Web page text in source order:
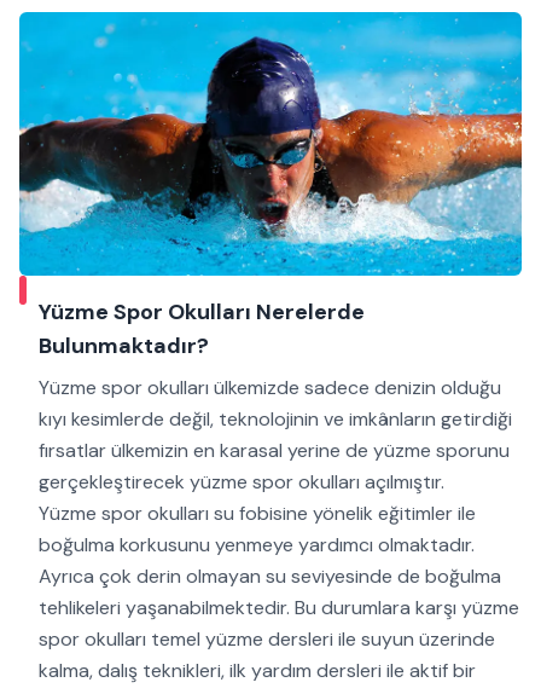
Yüzme Spor Okulları Nerelerde
Bulunmaktadır?
Yüzme spor okulları ülkemizde sadece denizin olduğu
kıyı kesimlerde değil, teknolojinin ve imkânların getirdiği
fırsatlar ülkemizin en karasal yerine de yüzme sporunu
gerçekleştirecek yüzme spor okulları açılmıştır.
Yüzme spor okulları su fobisine yönelik eğitimler ile
boğulma korkusunu yenmeye yardımcı olmaktadır.
Ayrıca çok derin olmayan su seviyesinde de boğulma
tehlikeleri yaşanabilmektedir. Bu durumlara karşı yüzme
spor okulları temel yüzme dersleri ile suyun üzerinde
kalma, dalış teknikleri, ilk yardım dersleri ile aktif bir